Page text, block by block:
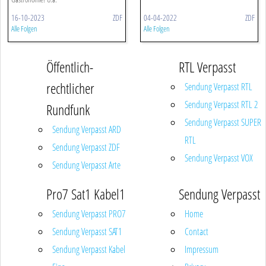
16-10-2023 ZDF
Alle Folgen
04-04-2022 ZDF
Alle Folgen
Öffentlich-
rechtlicher
Rundfunk
Sendung Verpasst ARD
Sendung Verpasst ZDF
Sendung Verpasst Arte
RTL Verpasst
Sendung Verpasst RTL
Sendung Verpasst RTL 2
Sendung Verpasst SUPER
RTL
Sendung Verpasst VOX
Pro7 Sat1 Kabel1
Sendung Verpasst PRO7
Sendung Verpasst SAT1
Sendung Verpasst Kabel
Sendung Verpasst
Home
Contact
Impressum